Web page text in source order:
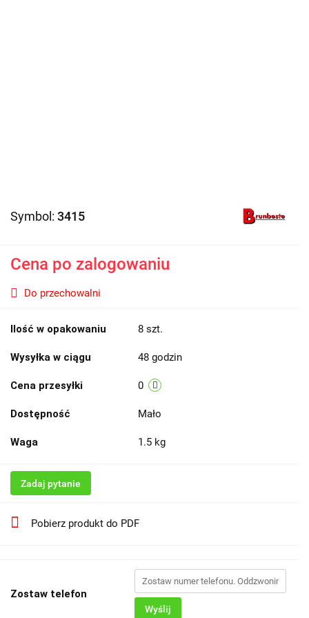
Symbol: 3415
Cena po zalogowaniu
Do przechowalni
Ilość w opakowaniu 8 szt.
Wysyłka w ciągu 48 godzin
Cena przesyłki 0
Dostępność Mało
Waga 1.5 kg
Zadaj pytanie
Pobierz produkt do PDF
Zostaw telefon
Wyślij